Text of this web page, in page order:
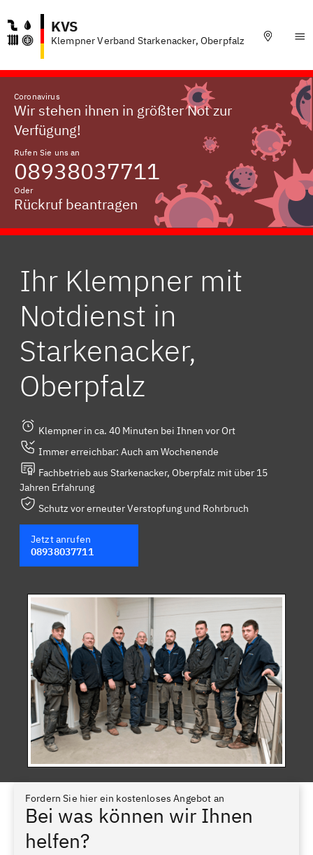
KVS
Klempner Verband Starkenacker, Oberpfalz
Coronavirus
Wir stehen ihnen in größter Not zur
Verfügung!
Rufen Sie uns an
08938037711
Oder
Rückruf beantragen
Ihr Klempner mit
Notdienst in
Starkenacker,
Oberpfalz
Klempner in ca. 40 Minuten bei Ihnen vor Ort
Immer erreichbar: Auch am Wochenende
Fachbetrieb aus Starkenacker, Oberpfalz mit über 15
Jahren Erfahrung
Schutz vor erneuter Verstopfung und Rohrbruch
Jetzt anrufen
08938037711
Fordern Sie hier ein kostenloses Angebot an
Bei was können wir Ihnen
helfen?